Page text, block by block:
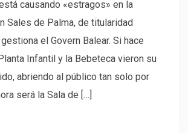
causando «estragos» en la
Sales de Palma, de titularidad
el Govern Balear. Si hace
Infantil y la Bebeteca vieron su
abriendo al público tan solo por
será la Sala de […]